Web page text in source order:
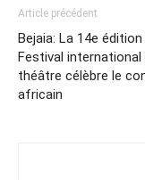
Article précédent
Bejaia: La 14e édition
Festival international
théâtre célèbre le
africain